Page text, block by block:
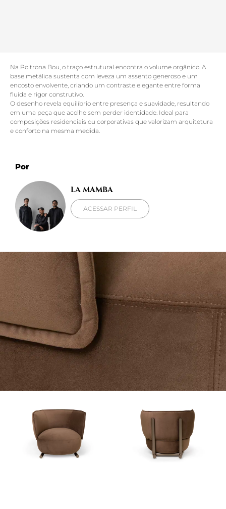
Na Poltrona Bou, o traço estrutural encontra o volume orgânico. A
base metálica sustenta com leveza um assento generoso e um
encosto envolvente, criando um contraste elegante entre forma
fluida e rigor construtivo.
O desenho revela equilíbrio entre presença e suavidade, resultando
em uma peça que acolhe sem perder identidade. Ideal para
composições residenciais ou corporativas que valorizam arquitetura
e conforto na mesma medida.
Por
LA MAMBA
ACESSAR PERFIL